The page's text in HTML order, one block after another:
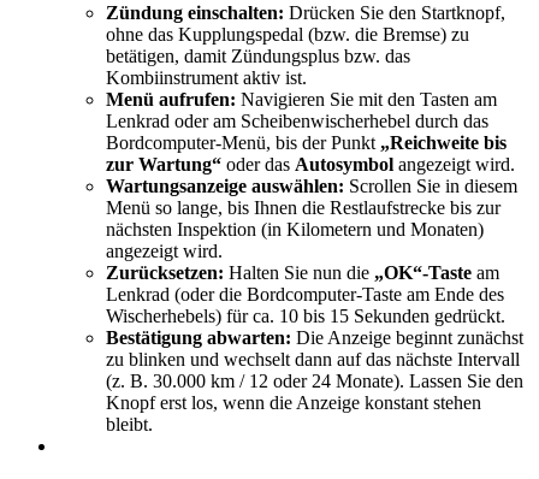
Zündung einschalten: Drücken Sie den Startknopf,
ohne das Kupplungspedal (bzw. die Bremse) zu
betätigen, damit Zündungsplus bzw. das
Kombiinstrument aktiv ist.
Menü aufrufen: Navigieren Sie mit den Tasten am
Lenkrad oder am Scheibenwischerhebel durch das
Bordcomputer-Menü, bis der Punkt „Reichweite bis
zur Wartung“ oder das Autosymbol angezeigt wird.
Wartungsanzeige auswählen: Scrollen Sie in diesem
Menü so lange, bis Ihnen die Restlaufstrecke bis zur
nächsten Inspektion (in Kilometern und Monaten)
angezeigt wird.
Zurücksetzen: Halten Sie nun die „OK“-Taste am
Lenkrad (oder die Bordcomputer-Taste am Ende des
Wischerhebels) für ca. 10 bis 15 Sekunden gedrückt.
Bestätigung abwarten: Die Anzeige beginnt zunächst
zu blinken und wechselt dann auf das nächste Intervall
(z. B. 30.000 km / 12 oder 24 Monate). Lassen Sie den
Knopf erst los, wenn die Anzeige konstant stehen
bleibt.